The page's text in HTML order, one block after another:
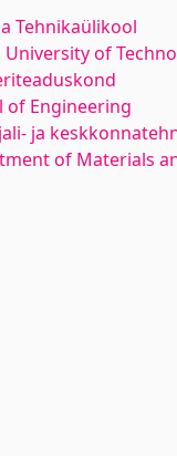
Tehnikaülikool
University of
of Engineering
ja
of Materials